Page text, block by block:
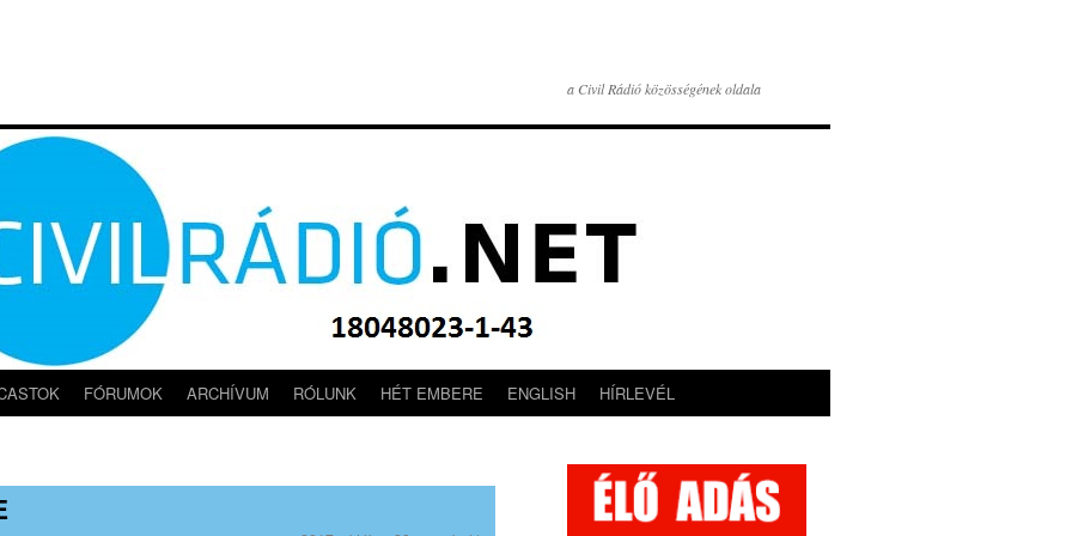
a Civil Rádió közösségének oldala
FÓRUMOK ARCHÍVUM RÓLUNK HÉT EMBERE ENGLISH HÍRLEVÉL